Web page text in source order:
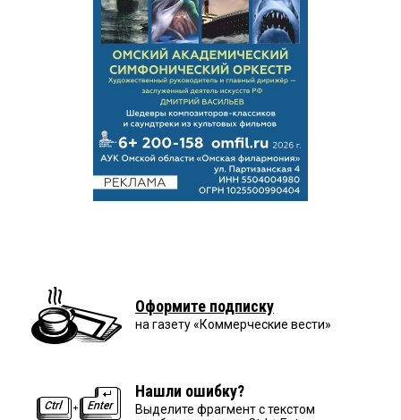
Оформите подписку
на газету «Коммерческие вести»
Нашли ошибку?
Выделите фрагмент с текстом